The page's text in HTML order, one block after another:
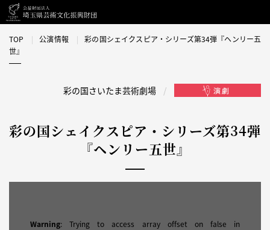
TOP 公演情報
彩の国シェイクスピア・シリーズ第34弾『ヘンリー五
世』
彩の国さいたま芸術劇場
彩の国シェイクスピア・シリーズ第34弾
『ヘンリー五世』
Warning: Trying to access array offset on false in